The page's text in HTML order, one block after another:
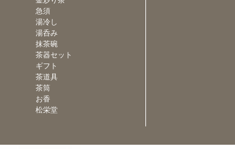
急須
湯冷し
湯呑み
抹茶碗
茶器セット
ギフト
茶道具
茶筒
お香
松栄堂